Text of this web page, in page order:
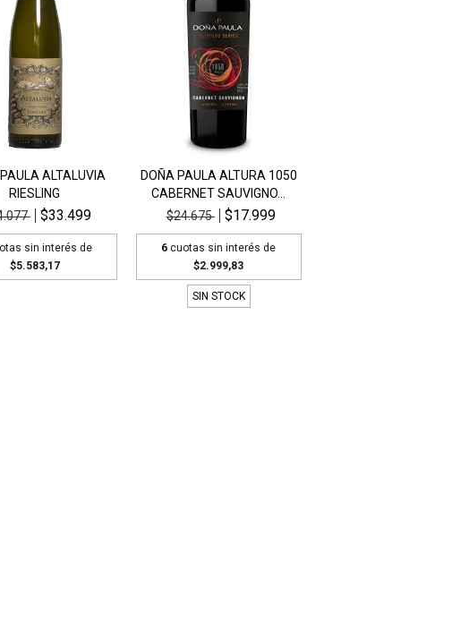
ALTALUVIA
RIESLING
$33.499
sin interés de
$5.583,17
DOÑA PAULA ALTURA 1050
CABERNET SAUVIGNO...
$24.675
$17.999
6 cuotas sin interés de
$2.999,83
SIN STOCK